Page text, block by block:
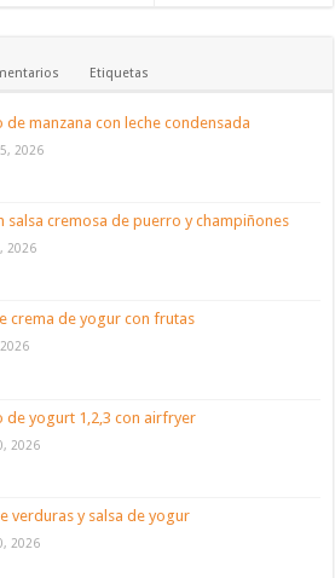
Etiquetas
de manzana con leche condensada
2026
salsa cremosa de puerro y champiñones
2026
crema de yogur con frutas
de yogurt 1,2,3 con airfryer
2026
verduras y salsa de yogur
2026